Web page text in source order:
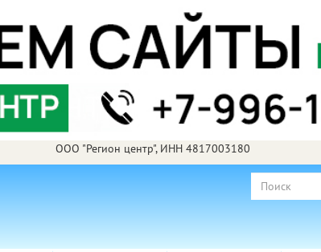
ООО "Регион центр", ИНН 4817003180